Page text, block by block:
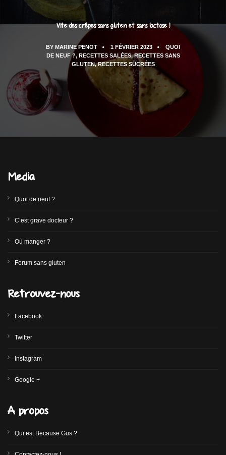
Vite des crêpes sans gluten et sans lactose !
BY MARINE PENOT 1 FÉVRIER 2023
QUOI
DE NEUF ?, RECETTES SALÉES, RECETTES SANS
GLUTEN, RECETTES SUCRÉES
Media
Quoi de neuf ?
C’est grave docteur ?
Où manger ?
Forum sans gluten
Retrouvez-nous
Facebook
Twitter
Instagram
Google +
A propos
Qui est Because Gus ?